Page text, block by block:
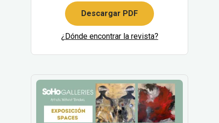
Descargar PDF
¿Dónde encontrar la revista?